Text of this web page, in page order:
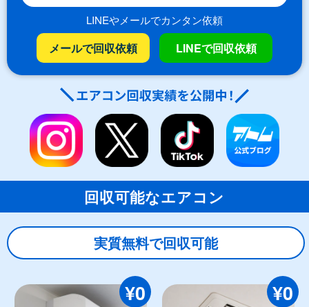
LINEやメールでカンタン依頼
メールで回収依頼 LINEで回収依頼
回収可能なエアコン
実質無料で回収可能
¥0 ¥0